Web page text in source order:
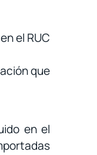
el RUC
que
en el